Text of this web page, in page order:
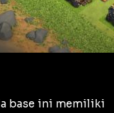
base ini memiliki